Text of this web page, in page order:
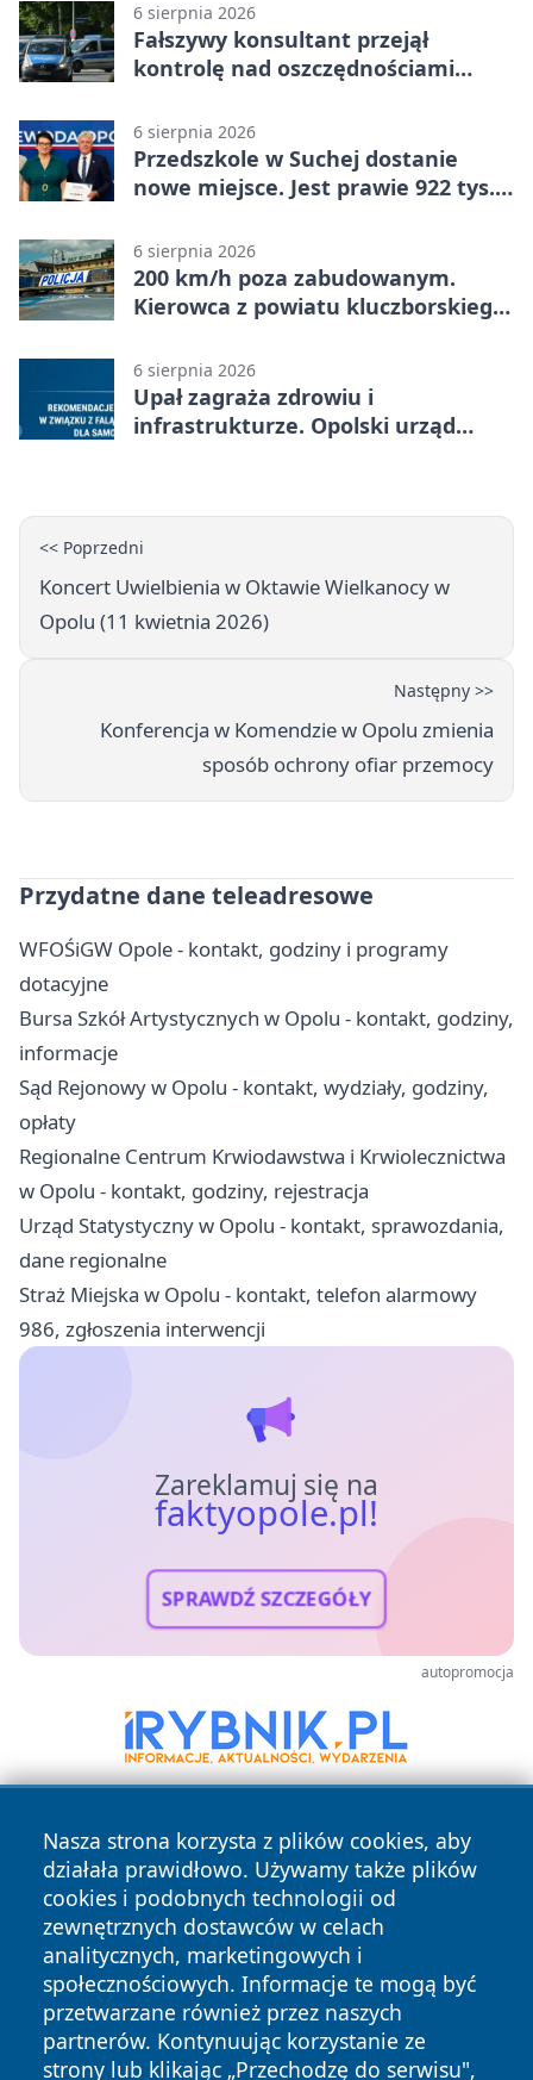
6 sierpnia 2026
Fałszywy konsultant przejął
kontrolę nad oszczędnościami
6 sierpnia 2026
Przedszkole w Suchej dostanie
nowe miejsce. Jest prawie 922 tys.
6 sierpnia 2026
200 km/h poza zabudowanym.
Kierowca z powiatu kluczborskiego
6 sierpnia 2026
Upał zagraża zdrowiu i
infrastrukturze. Opolski urząd
<< Poprzedni
Koncert Uwielbienia w Oktawie Wielkanocy w
Opolu (11 kwietnia 2026)
Następny >>
Konferencja w Komendzie w Opolu zmienia
sposób ochrony ofiar przemocy
Przydatne dane teleadresowe
WFOŚiGW Opole - kontakt, godziny i programy
dotacyjne
Bursa Szkół Artystycznych w Opolu - kontakt, godziny,
informacje
Sąd Rejonowy w Opolu - kontakt, wydziały, godziny,
opłaty
Regionalne Centrum Krwiodawstwa i Krwiolecznictwa
w Opolu - kontakt, godziny, rejestracja
Urząd Statystyczny w Opolu - kontakt, sprawozdania,
dane regionalne
Straż Miejska w Opolu - kontakt, telefon alarmowy
986, zgłoszenia interwencji
Zareklamuj się na
faktyopole.pl!
SPRAWDŹ SZCZEGÓŁY
autopromocja
Nasza strona korzysta z plików cookies, aby
działała prawidłowo. Używamy także plików
cookies i podobnych technologii od
zewnętrznych dostawców w celach
analitycznych, marketingowych i
społecznościowych. Informacje te mogą być
przetwarzane również przez naszych
partnerów. Kontynuując korzystanie ze
strony lub klikając „Przechodzę do serwisu",
Copyright © 2026 faktyopole.pl Wszystkie prawa zastrzeżone.
News Autorzy
Polityka
Prywatności
Polityka
Cookies